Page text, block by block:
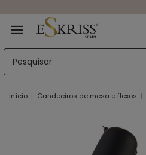
Início Candeeiros de mesa e flexos